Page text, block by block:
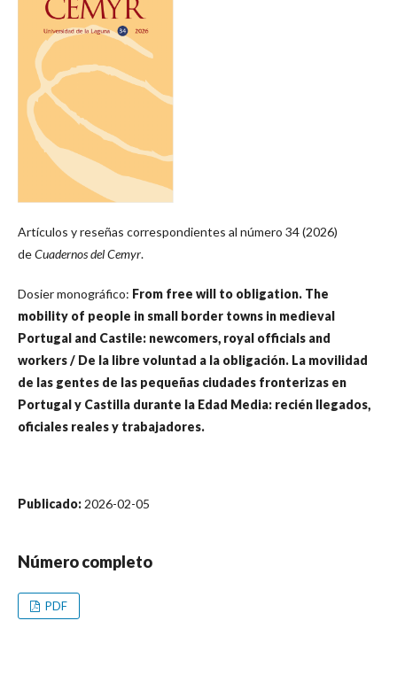
Artículos y reseñas correspondientes al número 34 (2026)
deCuadernos del Cemyr.
Dosier monográfico: From free will to obligation. The
mobility of people in small border towns in medieval
Portugal and Castile: newcomers, royal officials and
workers / De la libre voluntad a la obligación. La movilidad
de las gentes de las pequeñas ciudades fronterizas en
Portugal y Castilla durante la Edad Media: recién llegados,
oficiales reales y trabajadores.
Publicado: 2026-02-05
Número completo
PDF